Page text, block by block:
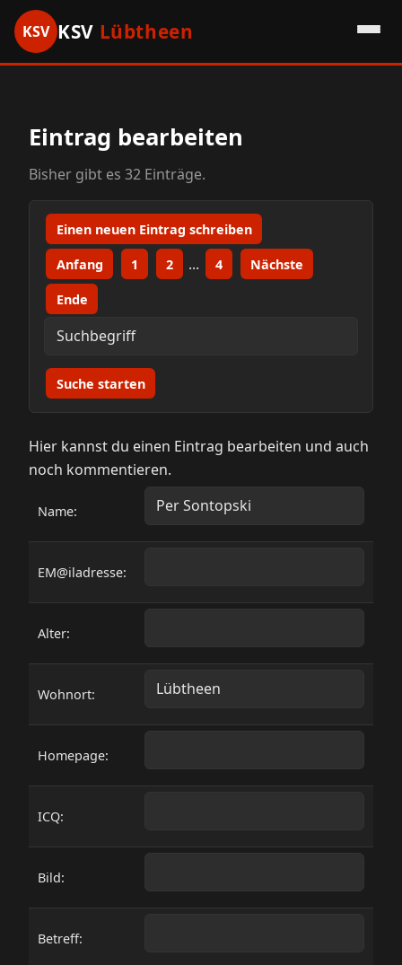
KSV KSV Lübtheen
Eintrag bearbeiten
Bisher gibt es 32 Einträge.
Einen neuen Eintrag schreiben
Anfang 1 2 ... 4 Nächste
Ende
Suche starten
Hier kannst du einen Eintrag bearbeiten und auch
noch kommentieren.
Name:
EM@iladresse:
Alter:
Wohnort:
Homepage:
ICQ:
Bild:
Betreff: